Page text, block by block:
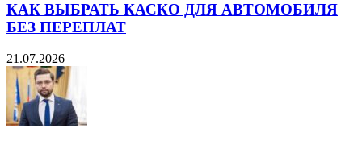
КАК ВЫБРАТЬ КАСКО ДЛЯ АВТОМОБИЛЯ
БЕЗ ПЕРЕПЛАТ
21.07.2026